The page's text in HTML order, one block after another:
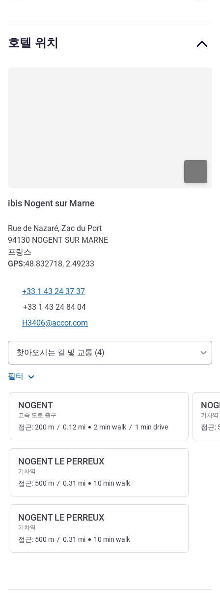
호텔 위치
ibis Nogent sur Marne
Rue de Nazaré, Zac du Port
94130 NOGENT SUR MARNE
프랑스
GPS:48.832718, 2.49233
전화
+33 1 43 24 37 37
팩스
+33 1 43 24 84 04
E-mail
H3406@accor.com
호텔 접근 및 교통
찾아오시는 길 및 교통 (4)
필터
NOGENT
고속 도로 출구
접근:200 m / 0.12 mi 2 min walk / 1 min drive
NOGENT LE PERREUX
기차역
접근: 500 m / 0.31 mi 10 min walk
NOGENT LE PERREUX
기차역
접근: 500 m / 0.31 mi 10 min walk
기차역
접근: